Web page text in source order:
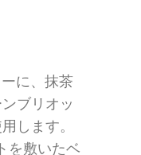
に、抹茶
ブリオッ
します。
を敷いたベ